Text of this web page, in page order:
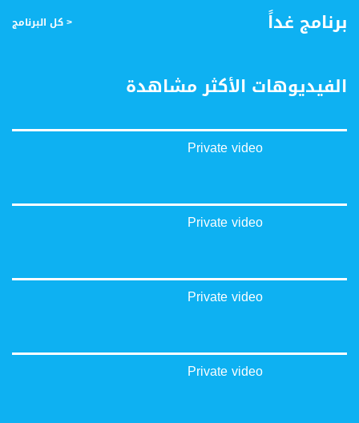
برنامج غداً < كل البرنامج
الفيديوهات الأكثر مشاهدة
Private video
Private video
Private video
Private video